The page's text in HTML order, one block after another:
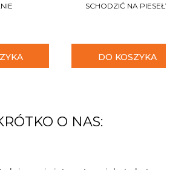
SCHODZIĆ NA PIESEŁY
DO KOSZYKA
O NAS: